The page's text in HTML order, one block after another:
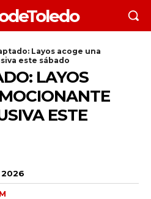
Layos acoge una
este sábado
LAYOS
ESTE
2026